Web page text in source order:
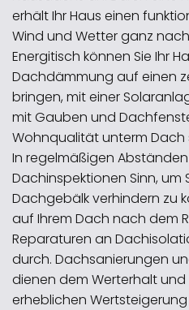
erhält Ihr Haus einen
Wind und Wetter ganz
Energitisch können Sie Ihr
Dachdämmung auf einen
bringen, mit einer
mit Gauben und
Wohnqualität unterm Dach
In regelmäßigen
Dachinspektionen Sinn,
Dachgebälk verhindern zu
auf Ihrem Dach nach dem
Reparaturen an
durch. Dachsanierungen
dienen dem Werterhalt
erheblichen